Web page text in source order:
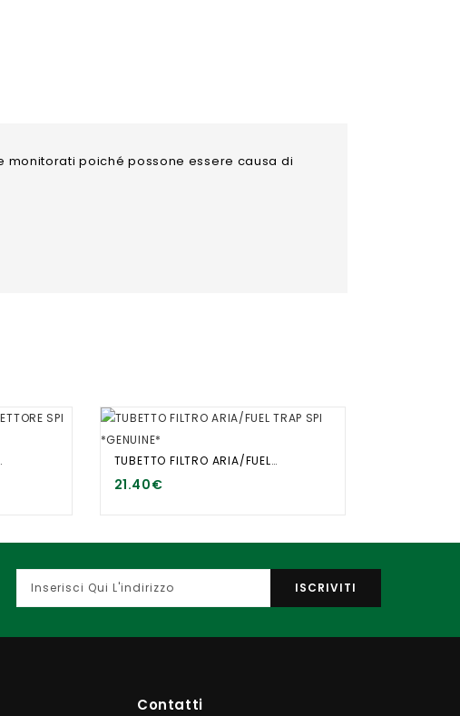
monitorati poiché possone essere causa di
SPI *GENUINE* TUBETTO FILTRO ARIA/FUEL TRAP SPI *GENUINE*
21.40€
ISCRIVITI
Contatti